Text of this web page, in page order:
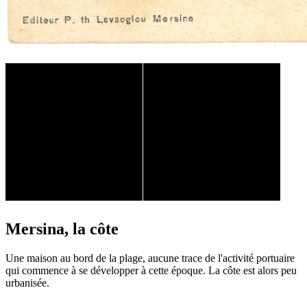
Mersina, la côte
Une maison au bord de la plage, aucune trace de l'activité portuaire
qui commence à se développer à cette époque. La côte est alors peu
urbanisée.